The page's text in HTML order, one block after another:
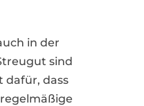
in der
sind
dafür, dass